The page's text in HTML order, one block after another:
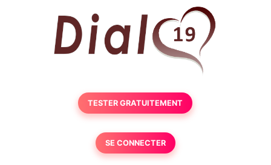
TESTER GRATUITEMENT
SE CONNECTER